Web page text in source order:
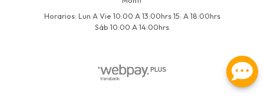
Horarios: Lun A Vie 10:00 A 13:00hrs 15: A 18:00hrs
Sáb 10:00 A 14:00hrs